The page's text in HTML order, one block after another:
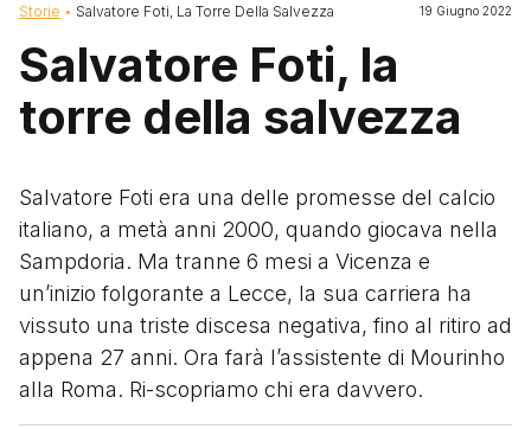
Briciole di pane
Storie Salvatore Foti, La Torre Della Salvezza 19 Giugno 2022
Salvatore Foti, la
torre della salvezza
Salvatore Foti era una delle promesse del calcio
italiano, a metà anni 2000, quando giocava nella
Sampdoria. Ma tranne 6 mesi a Vicenza e
un’inizio folgorante a Lecce, la sua carriera ha
vissuto una triste discesa negativa, fino al ritiro ad
appena 27 anni. Ora farà l’assistente di Mourinho
alla Roma. Ri-scopriamo chi era davvero.